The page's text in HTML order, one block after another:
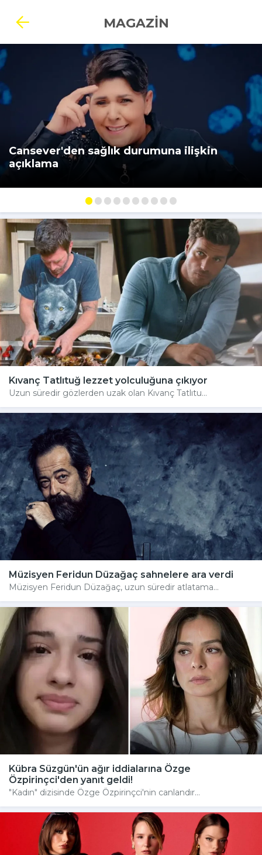
MAGAZİN
Cansever'den sağlık durumuna ilişkin
açıklama
Kıvanç Tatlıtuğ lezzet yolculuğuna çıkıyor
Uzun süredir gözlerden uzak olan Kıvanç Tatlıtu...
Müzisyen Feridun Düzağaç sahnelere ara verdi
Müzisyen Feridun Düzağaç, uzun süredir atlatama...
Kübra Süzgün'ün ağır iddialarına Özge
Özpirinçci'den yanıt geldi!
"Kadın" dizisinde Özge Özpirinçci'nin canlandır...